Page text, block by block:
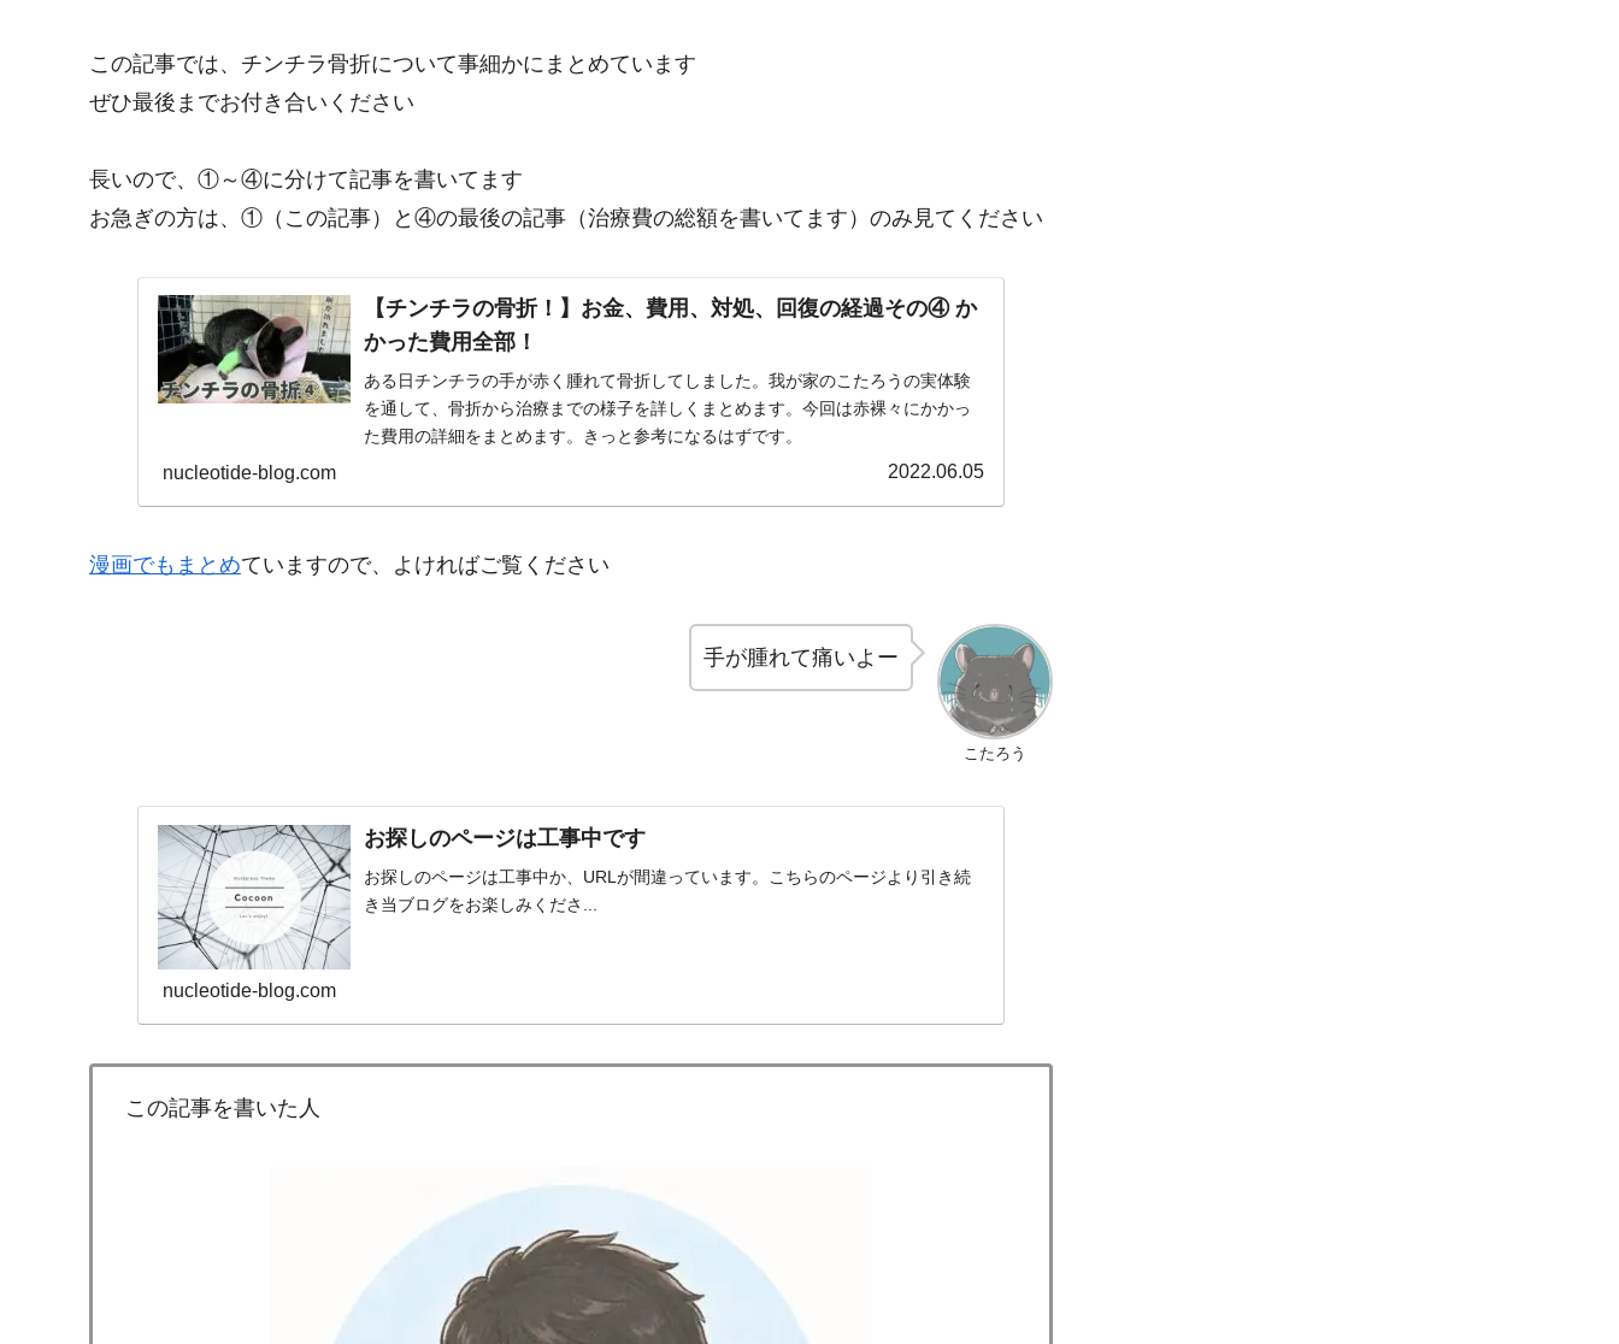
この記事では、チンチラ骨折について事細かにまとめています
ぜひ最後までお付き合いください
長いので、①～④に分けて記事を書いてます
お急ぎの方は、①（この記事）と④の最後の記事（治療費の総額を書いてます）のみ見てください
【チンチラの骨折！】お金、費用、対処、回復の経過その④ か
かった費用全部！
ある日チンチラの手が赤く腫れて骨折してしました。我が家のこたろうの実体験
を通して、骨折から治療までの様子を詳しくまとめます。今回は赤裸々にかかっ
た費用の詳細をまとめます。きっと参考になるはずです。
nucleotide-blog.com 2022.06.05
漫画でもまとめていますので、よければご覧ください
こたろう
手が腫れて痛いよー
お探しのページは工事中です
お探しのページは工事中か、URLが間違っています。こちらのページより引き続
き当ブログをお楽しみくださ...
nucleotide-blog.com
この記事を書いた人